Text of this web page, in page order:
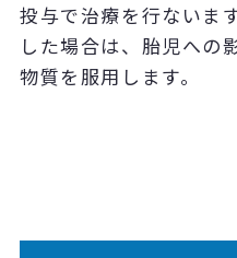
投与で治療を行ないま
した場合は、胎児への
物質を服用します。